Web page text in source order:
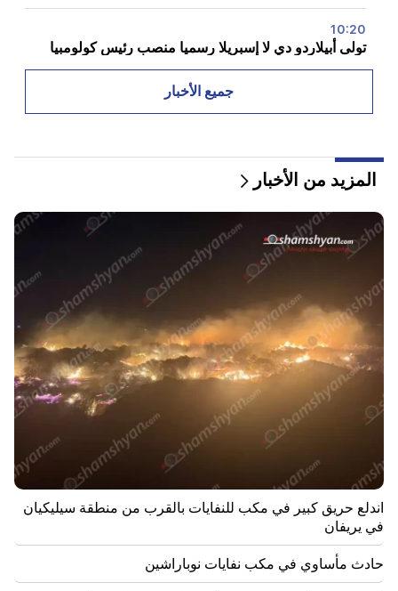
10:20
تولى أبيلاردو دي لا إسبريلا رسميا منصب رئيس كولومبيا
ترك غوستافو بيترو منصب رئيس كولومبيا
"النشر". كم من المال تتقاضاه الوزيرات وأزواجهن؟
بدأ باشينيان عملية مطاردة للمتعاطفين مع تساروكيان.
"النشر"
أغفان فاردانيان معزول عن الفصيل. "الناس"
09:05
"النشر". وحذروا بشدة من إخبار أي شخص بمبلغ المكافأة،
وهددوا بالإفراج عنهم
08:59
"النشر". وتم تحويل 5 ملايين درام لحساب النواب المغادرين
6 سنوات أخرى وإلى الأبد في فينيسيوس "الحقيقي".
00:09
شخص معرضون للخطر
جميع الأخبار
المزيد من الأخبار
اندلع حريق كبير في مكب للنفايات بالقرب من منطقة سيليكيان
في يريفان
حادث مأساوي في مكب نفايات نوباراشين